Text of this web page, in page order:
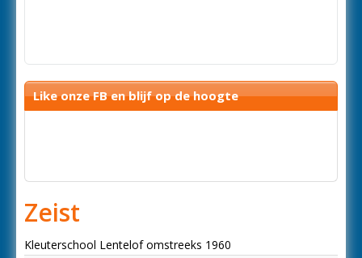
Like onze FB en blijf op de hoogte
Zeist
Kleuterschool Lentelof omstreeks 1960